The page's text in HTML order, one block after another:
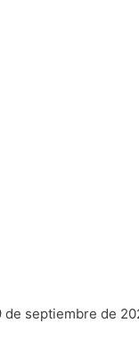
septiembre de